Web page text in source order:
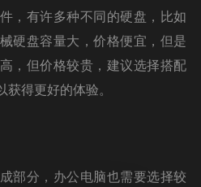
，有许多种不同的硬盘，比如
硬盘容量大，价格便宜，但是
，但价格较贵，建议选择搭配
得更好的体验。
部分，办公电脑也需要选择较